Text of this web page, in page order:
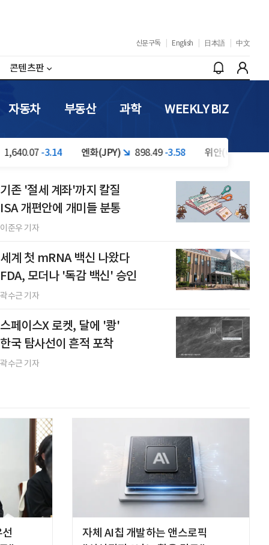
신문구독 English 日本語 中文
콘텐츠판
자동차 부동산 과학 WEEKLY BIZ
엔화(JPY) 898.49-3.58 위안(CNY) 210.88+0.12
기존 '절세 계좌'까지 칼질
ISA 개편안에 개미들 분통
이준우 기자
세계 첫 mRNA 백신 나왔다
FDA, 모더나 '독감 백신' 승인
곽수근 기자
스페이스X 로켓, 달에 '쾅'
한국 탐사선이 흔적 포착
곽수근 기자
자체 AI칩 개발하는 앤스로픽